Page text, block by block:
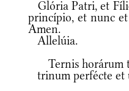
Glória Patri, et
princípio, et nunc
Amen.
Allelúia.
Ternis horárum
trinum perfécte et